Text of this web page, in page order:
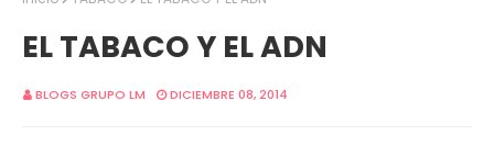
EL TABACO Y EL ADN
BLOGS GRUPO LM DICIEMBRE 08, 2014